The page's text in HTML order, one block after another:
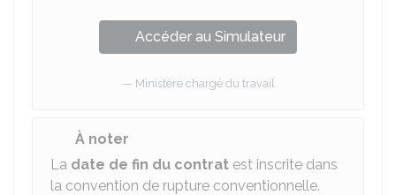
Accéder au Simulateur
Ministère chargé du travail
À noter
La date de fin du contrat est inscrite dans
la convention de rupture conventionnelle.